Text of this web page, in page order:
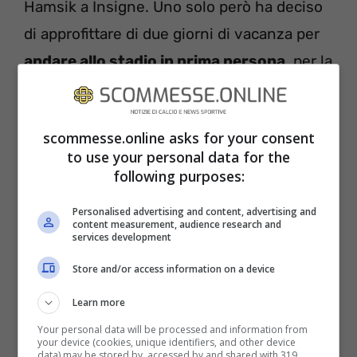
Hamsik a Insigne. Uno solo però ha deciso
di approfittare di due giorni di vacanza per
andare allo stadio in prima persona, per la
prima volta da ex giocatore azzurro. Ed è
stata la ciliegina sulla torta più dolce mai
assaporata dai tifosi azzurri.
scommesse.online asks for your consent
to use your personal data for the
following purposes:
Personalised advertising and content, advertising and
content measurement, audience research and
services development
Store and/or access information on a device
Learn more
Your personal data will be processed and information from
your device (cookies, unique identifiers, and other device